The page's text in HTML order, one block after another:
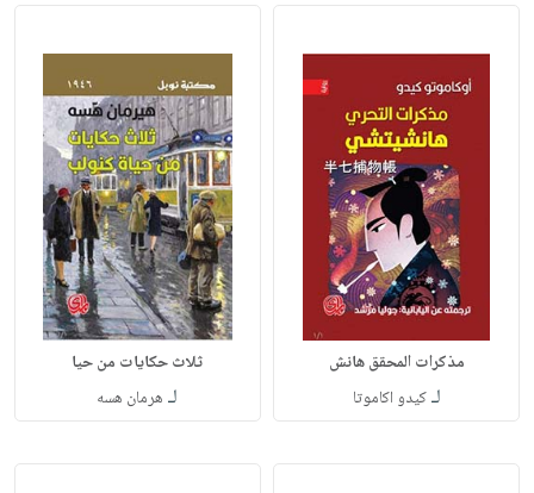
مذكرات المحقق هانش
لـكيدو اكاموتا
ثلاث حكايات من حيا
لـ هرمان هسه